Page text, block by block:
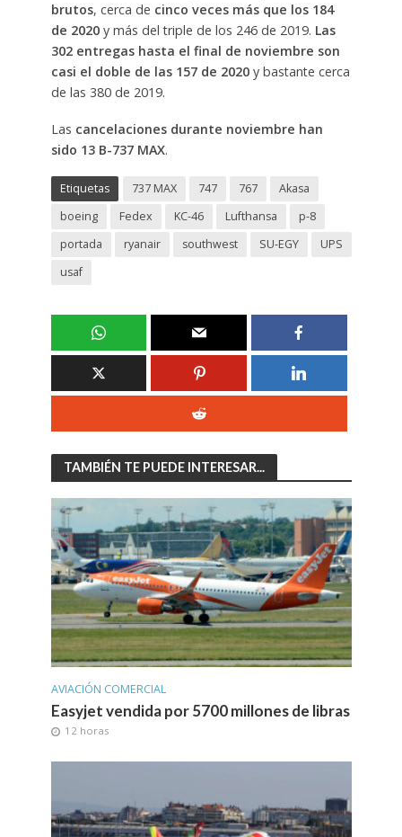
brutos, cerca de cinco veces más que los 184
de 2020y más del triple de los 246 de 2019. Las
302 entregas hasta el final de noviembre son
casi el doble de las 157 de 2020y bastante cerca
de las 380 de 2019.
Las cancelaciones durante noviembre han
sido 13 B-737 MAX.
Etiquetas 737 MAX 747 767
Akasa
boeing
Fedex KC-46 Lufthansa
p-8
portada
ryanair southwest SU-EGY
UPS
usaf
TAMBIÉN TE PUEDE INTERESAR...
AVIACIÓN COMERCIAL
Easyjet vendida por 5700 millones de libras
12 horas